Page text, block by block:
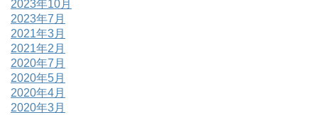
2023年10月
2023年7月
2021年3月
2021年2月
2020年7月
2020年5月
2020年4月
2020年3月